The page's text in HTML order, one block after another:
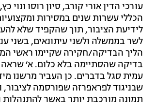
עורכי הדין אורי קורב, סיון רוסו
הכללי עשרות שנים במסירות
לידיעת הציבור, תוך שהקפיד שלא
לשר בממשלה ולשני עיתונאים, בשני
הליך הבדיקה/חקירה שקיימו ראשי
בדיקה שהסתיימה בלא כלום. א׳ שראה
שבניגוד לפראפרזה שפורסמה
תמונה מורכבת יותר באשר להתנהלות